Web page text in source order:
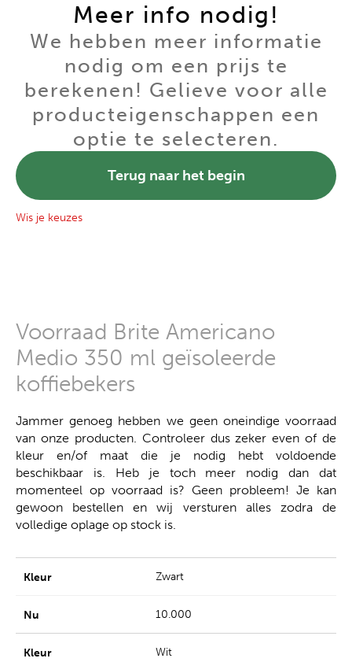
Meer info nodig!
We hebben meer informatie
nodig om een prijs te
berekenen! Gelieve voor alle
producteigenschappen een
optie te selecteren.
Terug naar het begin
Wis je keuzes
Voorraad Brite Americano
Medio 350 ml geïsoleerde
koffiebekers
Jammer genoeg hebben we geen oneindige voorraad
van onze producten. Controleer dus zeker even of de
kleur en/of maat die je nodig hebt voldoende
beschikbaar is. Heb je toch meer nodig dan dat
momenteel op voorraad is? Geen probleem! Je kan
gewoon bestellen en wij versturen alles zodra de
volledige oplage op stock is.
Zwart
10.000
Wit